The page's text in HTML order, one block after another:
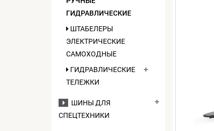
ГИДРАВЛИЧЕСКИЕ
ШТАБЕЛЕРЫ
ЭЛЕКТРИЧЕСКИЕ
САМОХОДНЫЕ
ГИДРАВЛИЧЕСКИЕ
ТЕЛЕЖКИ
ШИНЫ ДЛЯ
СПЕЦТЕХНИКИ